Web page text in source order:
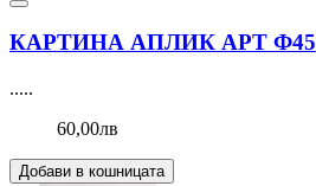
КАРТИНА АПЛИК АРТ Ф45
.....
60,00лв
Добави в кошницата